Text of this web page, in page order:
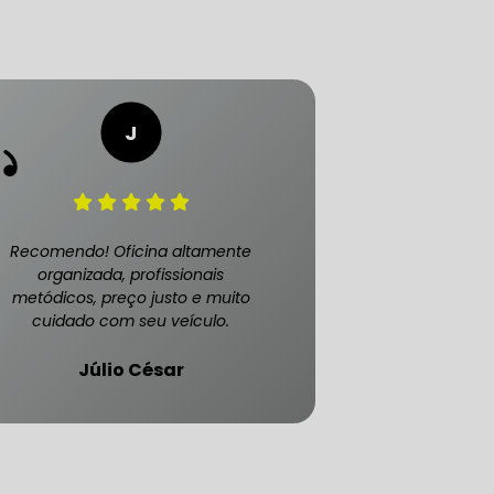
CARRO BLINDADO
Recomendo! Oficina altamente
organizada, profissionais
metódicos, preço justo e muito
cuidado com seu veículo.
Júlio César